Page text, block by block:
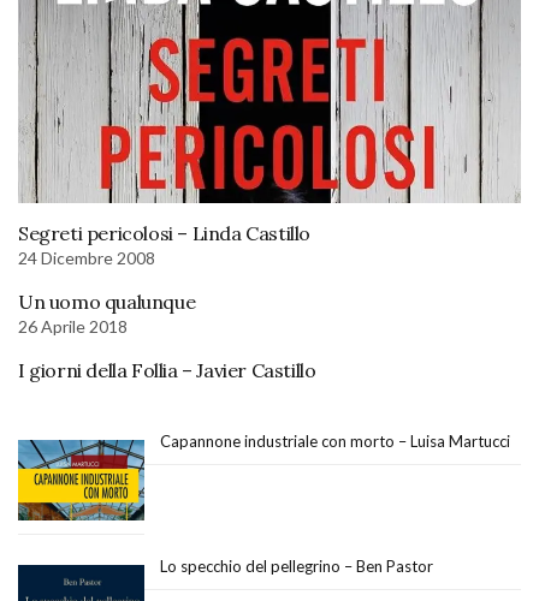
Segreti pericolosi – Linda Castillo
24 Dicembre 2008
Un uomo qualunque
26 Aprile 2018
I giorni della Follia – Javier Castillo
Capannone industriale con morto – Luisa Martucci
Lo specchio del pellegrino – Ben Pastor